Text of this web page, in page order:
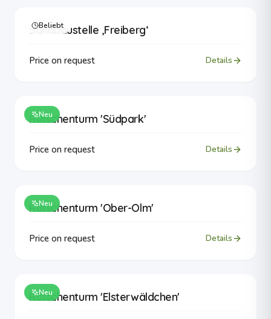
Beliebt
Sandbaustelle ‚Freiberg‘
Price on request Details
Neu
Rutschenturm 'Südpark'
Price on request Details
Neu
Rutschenturm 'Ober-Olm'
Price on request Details
Neu
Rutschenturm 'Elsterwäldchen'